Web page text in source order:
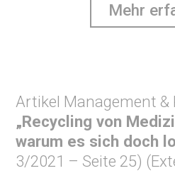
Mehr
Artikel Management &
„Recycling von
warum es sich doch
3/2021 – Seite 25)